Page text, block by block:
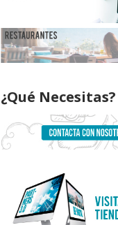
¿Qué Necesitas?